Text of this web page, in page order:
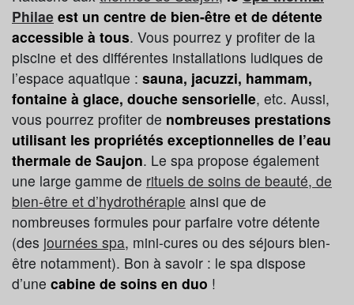
Philae est un centre de bien-être et de détente
accessible à tous. Vous pourrez y profiter de la
piscine et des différentes installations ludiques de
l’espace aquatique : sauna, jacuzzi, hammam,
fontaine à glace, douche sensorielle, etc. Aussi,
vous pourrez profiter de nombreuses prestations
utilisant les propriétés exceptionnelles de l’eau
thermale de Saujon. Le spa propose également
une large gamme de rituels de soins de beauté, de
bien-être et d’hydrothérapie ainsi que de
nombreuses formules pour parfaire votre détente
(des journées spa, mini-cures ou des séjours bien-
être notamment). Bon à savoir : le spa dispose
d’une cabine de soins en duo !